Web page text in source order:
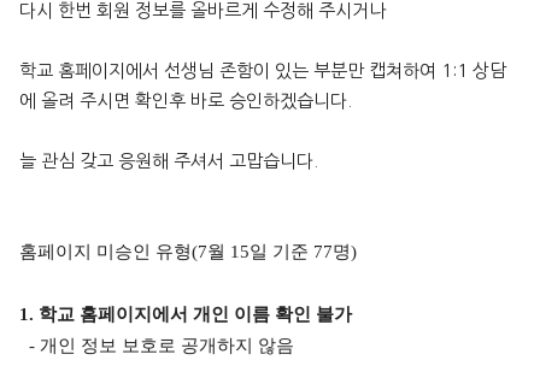
다시 한번 회원 정보를 올바르게 수정해 주시거나
학교 홈페이지에서 선생님 존함이 있는 부분만 캡쳐하여 1:1 상담
에 올려 주시면 확인후 바로 승인하겠습니다.
늘 관심 갖고 응원해 주셔서 고맙습니다.
홈페이지 미승인 유형(7월 15일 기준 77명)
1. 학교 홈페이지에서 개인 이름 확인 불가
- 개인 정보 보호로 공개하지 않음